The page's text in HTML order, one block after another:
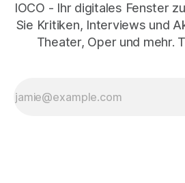
IOCO - Ihr digitales Fenster
Sie Kritiken, Interviews und
Theater, Oper und mehr.